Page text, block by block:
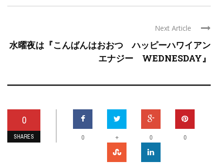
Next Article
水曜夜は『こんばんはおおつ ハッピーハワイアン
エナジー WEDNESDAY』
0
SHARES 0 + 0 0